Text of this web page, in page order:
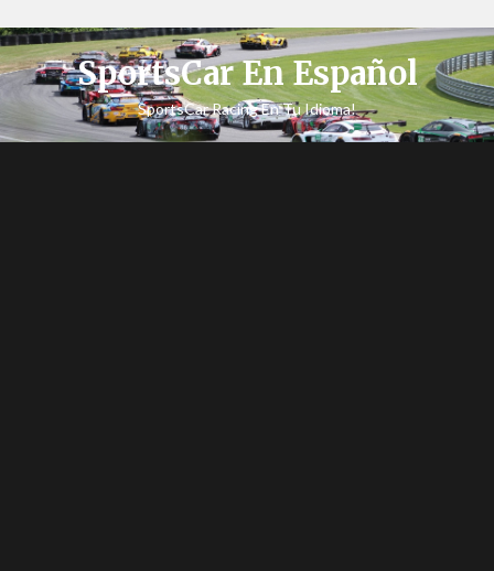
SportsCar En Español
SportsCar Racing En Tu Idioma!